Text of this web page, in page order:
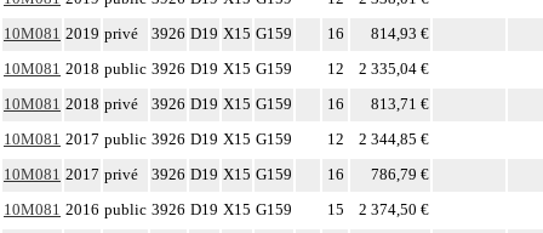
10M081 2019 privé 3926 D19 X15 G159 16
814,93 €
10M081 2018 public 3926 D19 X15 G159 12
2 335,04 €
10M081 2018 privé 3926 D19 X15 G159 16
813,71 €
10M081 2017 public 3926 D19 X15 G159 12
2 344,85 €
10M081 2017 privé 3926 D19 X15 G159 16
786,79 €
10M081 2016 public 3926 D19 X15 G159 15
2 374,50 €